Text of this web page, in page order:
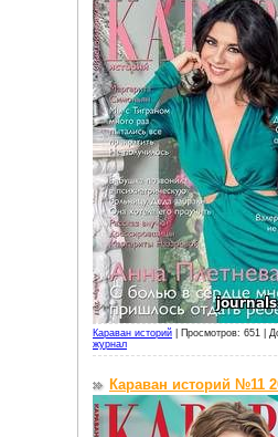
Караван историй Просмотров: 651 |
журнал
Караван историй №11